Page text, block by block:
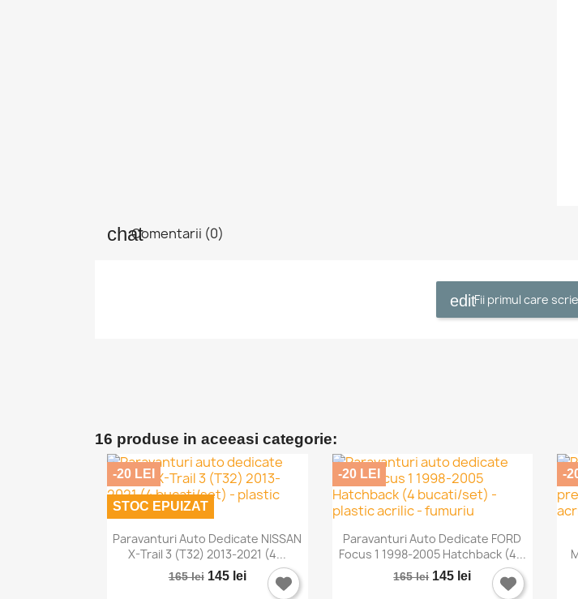
Comentarii (0)
Fii primul care
16 produse in aceeasi categorie:
 Vizualizare rapida
Paravanturi Auto Dedicate NISSAN
X-Trail 3 (T32) 2013-2021 (4...
165 lei 145 lei
-20 LEI
STOC EPUIZAT
 Vizualizare rapida
Paravanturi Auto Dedicate FORD
Focus 1 1998-2005 Hatchback (4...
165 lei 145 lei
-20 LEI -